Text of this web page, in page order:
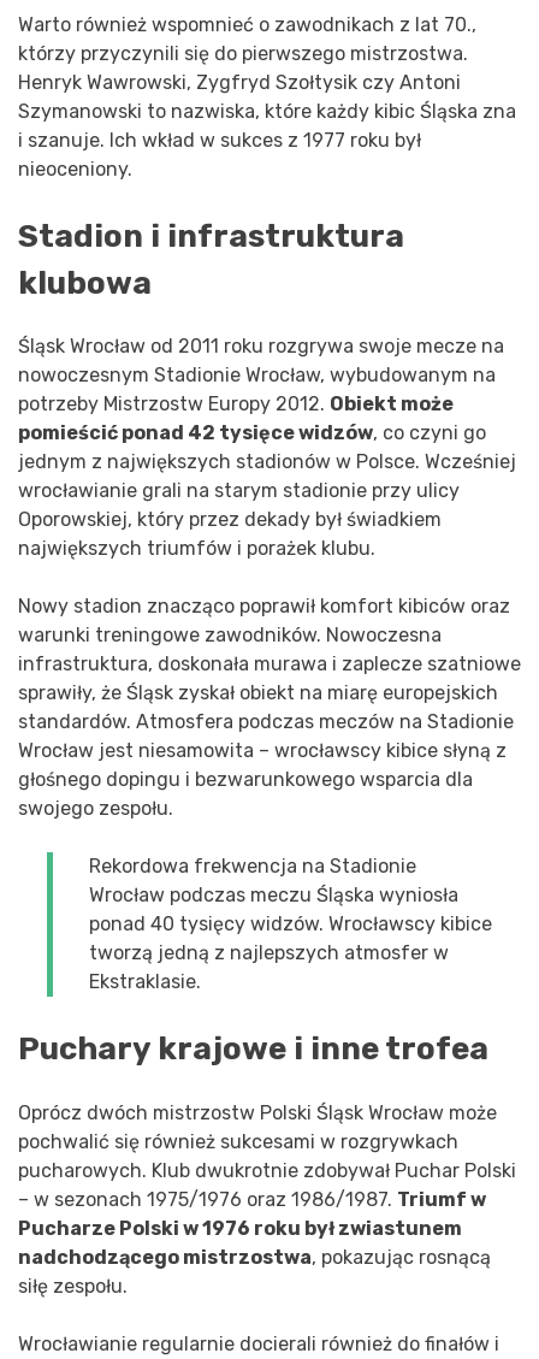
Warto również wspomnieć o zawodnikach z lat 70.,
którzy przyczynili się do pierwszego mistrzostwa.
Henryk Wawrowski, Zygfryd Szołtysik czy Antoni
Szymanowski to nazwiska, które każdy kibic Śląska zna
i szanuje. Ich wkład w sukces z 1977 roku był
nieoceniony.
Stadion i infrastruktura
klubowa
Śląsk Wrocław od 2011 roku rozgrywa swoje mecze na
nowoczesnym Stadionie Wrocław, wybudowanym na
potrzeby Mistrzostw Europy 2012. Obiekt może
pomieścić ponad 42 tysięce widzów, co czyni go
jednym z największych stadionów w Polsce. Wcześniej
wrocławianie grali na starym stadionie przy ulicy
Oporowskiej, który przez dekady był świadkiem
największych triumfów i porażek klubu.
Nowy stadion znacząco poprawił komfort kibiców oraz
warunki treningowe zawodników. Nowoczesna
infrastruktura, doskonała murawa i zaplecze szatniowe
sprawiły, że Śląsk zyskał obiekt na miarę europejskich
standardów. Atmosfera podczas meczów na Stadionie
Wrocław jest niesamowita – wrocławscy kibice słyną z
głośnego dopingu i bezwarunkowego wsparcia dla
swojego zespołu.
Rekordowa frekwencja na Stadionie
Wrocław podczas meczu Śląska wyniosła
ponad 40 tysięcy widzów. Wrocławscy kibice
tworzą jedną z najlepszych atmosfer w
Ekstraklasie.
Puchary krajowe i inne trofea
Oprócz dwóch mistrzostw Polski Śląsk Wrocław może
pochwalić się również sukcesami w rozgrywkach
pucharowych. Klub dwukrotnie zdobywał Puchar Polski
– w sezonach 1975/1976 oraz 1986/1987. Triumf w
Pucharze Polski w 1976 roku był zwiastunem
nadchodzącego mistrzostwa, pokazując rosnącą
siłę zespołu.
Wrocławianie regularnie docierali również do finałów i